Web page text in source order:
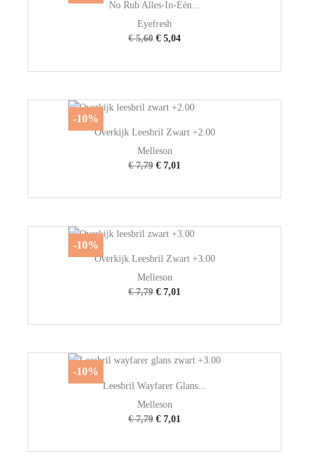
No Rub Alles-In-Één...
Eyefresh
€ 5,60 € 5,04
Overkijk Leesbril Zwart +2.00
Melleson
€ 7,79 € 7,01
-10%
Overkijk Leesbril Zwart +3.00
Melleson
€ 7,79 € 7,01
-10%
Leesbril Wayfarer Glans...
Melleson
€ 7,79 € 7,01
-10%